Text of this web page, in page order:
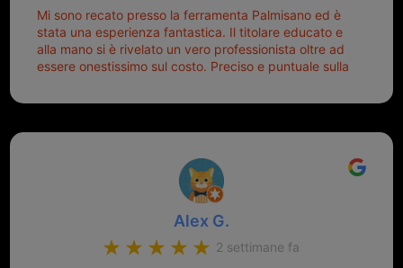
Mi sono recato presso la ferramenta Palmisano ed è
stata una esperienza fantastica. Il titolare educato e
alla mano si è rivelato un vero professionista oltre ad
essere onestissimo sul costo. Preciso e puntuale sulla
Alex G.
2 settimane fa